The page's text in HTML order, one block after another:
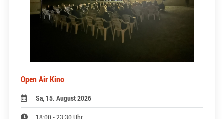
Open Air Kino
Sa, 15. August 2026